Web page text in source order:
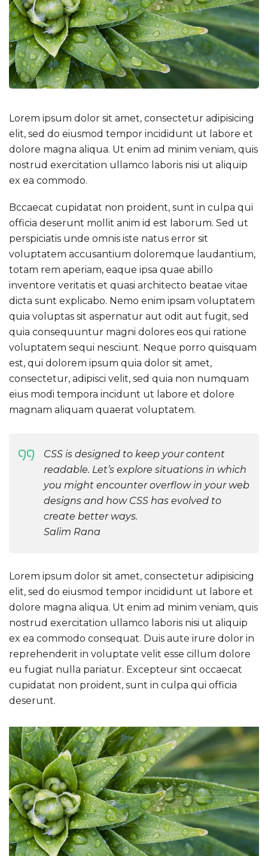
Lorem ipsum dolor sit amet, consectetur adipisicing
elit, sed do eiusmod tempor incididunt ut labore et
dolore magna aliqua. Ut enim ad minim veniam, quis
nostrud exercitation ullamco laboris nisi ut aliquip
ex ea commodo.
Bccaecat cupidatat non proident, sunt in culpa qui
officia deserunt mollit anim id est laborum. Sed ut
perspiciatis unde omnis iste natus error sit
voluptatem accusantium doloremque laudantium,
totam rem aperiam, eaque ipsa quae abillo
inventore veritatis et quasi architecto beatae vitae
dicta sunt explicabo. Nemo enim ipsam voluptatem
quia voluptas sit aspernatur aut odit aut fugit, sed
quia consequuntur magni dolores eos qui ratione
voluptatem sequi nesciunt. Neque porro quisquam
est, qui dolorem ipsum quia dolor sit amet,
consectetur, adipisci velit, sed quia non numquam
eius modi tempora incidunt ut labore et dolore
magnam aliquam quaerat voluptatem.
CSS is designed to keep your content
readable. Let’s explore situations in which
you might encounter overflow in your web
designs and how CSS has evolved to
create better ways.
Salim Rana
Lorem ipsum dolor sit amet, consectetur adipisicing
elit, sed do eiusmod tempor incididunt ut labore et
dolore magna aliqua. Ut enim ad minim veniam, quis
nostrud exercitation ullamco laboris nisi ut aliquip
ex ea commodo consequat. Duis aute irure dolor in
reprehenderit in voluptate velit esse cillum dolore
eu fugiat nulla pariatur. Excepteur sint occaecat
cupidatat non proident, sunt in culpa qui officia
deserunt.